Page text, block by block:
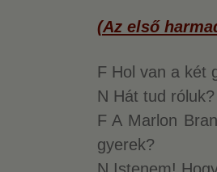
(Az első
F Hol van a két
N Hát tud róluk?
F A Marlon
gyerek?